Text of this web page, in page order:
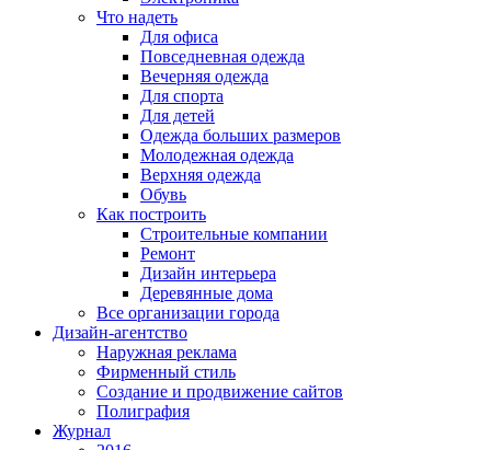
Что надеть
Для офиса
Повседневная одежда
Вечерняя одежда
Для спорта
Для детей
Одежда больших размеров
Молодежная одежда
Верхняя одежда
Обувь
Как построить
Строительные компании
Ремонт
Дизайн интерьера
Деревянные дома
Все организации города
Дизайн-агентство
Наружная реклама
Фирменный стиль
Создание и продвижение сайтов
Полиграфия
Журнал